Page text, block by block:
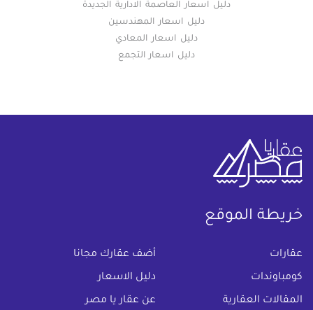
دليل اسعار العاصمة الادارية الجديدة
دليل اسعار المهندسين
دليل اسعار المعادي
دليل اسعار التجمع
خريطة الموقع
عقارات أضف عقارك مجانا
كومباوندات دليل الاسعار
المقالات العقارية عن عقار يا مصر